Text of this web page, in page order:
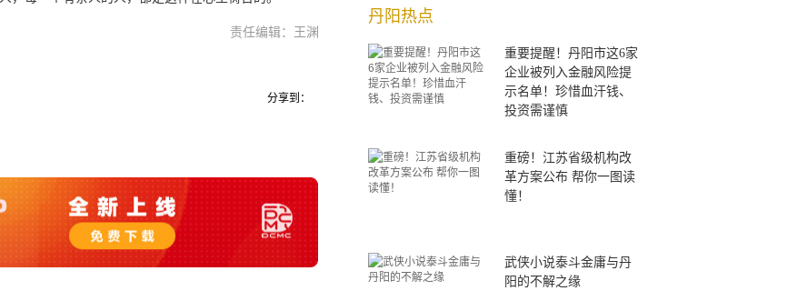
责任编辑：王渊
分享到：
丹阳热点
重要提醒！丹阳市这6家
企业被列入金融风险提
示名单！珍惜血汗钱、
投资需谨慎
重磅！江苏省级机构改
革方案公布 帮你一图读
懂！
武侠小说泰斗金庸与丹
阳的不解之缘